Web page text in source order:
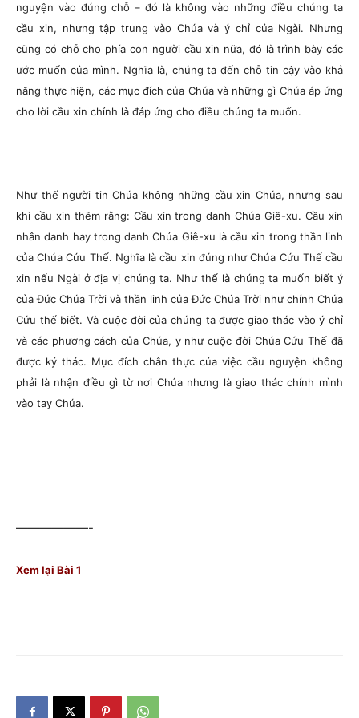
nguyện vào đúng chỗ – đó là không vào những điều chúng ta
cầu xin, nhưng tập trung vào Chúa và ý chỉ của Ngài. Nhưng
cũng có chỗ cho phía con người cầu xin nữa, đó là trình bày các
ước muốn của mình. Nghĩa là, chúng ta đến chỗ tin cậy vào khả
năng thực hiện, các mục đích của Chúa và những gì Chúa áp ứng
cho lời cầu xin chính là đáp ứng cho điều chúng ta muốn.
Như thế người tin Chúa không những cầu xin Chúa, nhưng sau
khi cầu xin thêm rằng: Cầu xin trong danh Chúa Giê-xu. Cầu xin
nhân danh hay trong danh Chúa Giê-xu là cầu xin trong thần linh
của Chúa Cứu Thế. Nghĩa là cầu xin đúng như Chúa Cứu Thế cầu
xin nếu Ngài ở địa vị chúng ta. Như thế là chúng ta muốn biết ý
của Đức Chúa Trời và thần linh của Đức Chúa Trời như chính Chúa
Cứu thế biết. Và cuộc đời của chúng ta được giao thác vào ý chỉ
và các phương cách của Chúa, y như cuộc đời Chúa Cứu Thế đã
được ký thác. Mục đích chân thực của việc cầu nguyện không
phải là nhận điều gì từ nơi Chúa nhưng là giao thác chính mình
vào tay Chúa.
——————-
Xem lại Bài 1